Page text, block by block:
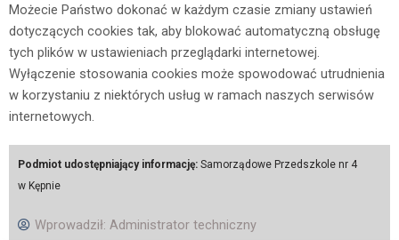
Możecie Państwo dokonać w każdym czasie zmiany ustawień
dotyczących cookies tak, aby blokować automatyczną obsługę
tych plików w ustawieniach przeglądarki internetowej.
Wyłączenie stosowania cookies może spowodować utrudnienia
w korzystaniu z niektórych usług w ramach naszych serwisów
internetowych.
Podmiot udostępniający informację: Samorządowe Przedszkole nr 4
w Kępnie
Wprowadził: Administrator techniczny